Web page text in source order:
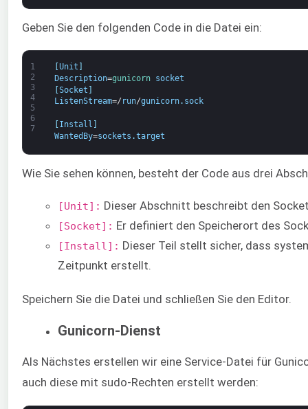
Geben Sie den folgenden Code in die Datei ein:
1
2
3
4
5
6
7
Unit
Description=gunicorn socket
[Socket ]
ListenStream=/ run/gunicorn. sock
Install
WantedBy=sockets .target
Wie Sie sehen können, besteht der Code aus drei
[Unit]: Dieser Abschnitt beschreibt den
[Socket]: Er definiert den Speicherort des
[Install]: Dieser Teil stellt sicher, dass
Zeitpunkt erstellt.
Speichern Sie die Datei und schließen Sie den Editor.
Gunicorn-Dienst
Als Nächstes erstellen wir eine Service-Datei für
auch diese mit sudo-Rechten erstellt werden: